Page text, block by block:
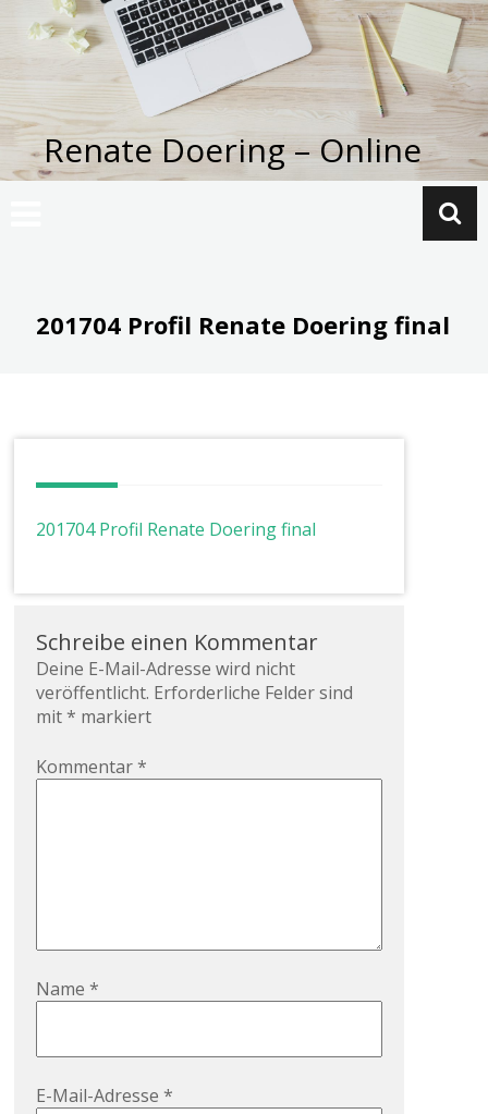
Inhalt
springen
Renate Doering – Online
201704 Profil Renate Doering final
201704 Profil Renate Doering final
Schreibe einen Kommentar
Deine E-Mail-Adresse wird nicht
veröffentlicht. Erforderliche Felder sind
mit* markiert
Kommentar*
Name*
E-Mail-Adresse*